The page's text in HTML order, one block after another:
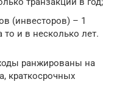
(инвесторов) – 1
то и в несколько лет.
ранжированы на
краткосрочных